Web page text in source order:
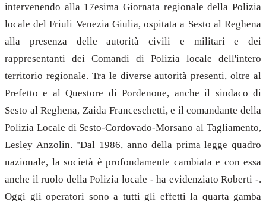
intervenendo alla 17esima Giornata regionale della Polizia
locale del Friuli Venezia Giulia, ospitata a Sesto al Reghena
alla presenza delle autorità civili e militari e dei
rappresentanti dei Comandi di Polizia locale dell'intero
territorio regionale. Tra le diverse autorità presenti, oltre al
Prefetto e al Questore di Pordenone, anche il sindaco di
Sesto al Reghena, Zaida Franceschetti, e il comandante della
Polizia Locale di Sesto-Cordovado-Morsano al Tagliamento,
Lesley Anzolin. "Dal 1986, anno della prima legge quadro
nazionale, la società è profondamente cambiata e con essa
anche il ruolo della Polizia locale - ha evidenziato Roberti -.
Oggi gli operatori sono a tutti gli effetti la quarta gamba